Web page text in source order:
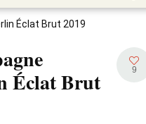
Éclat Brut 2019
Éclat Brut
9